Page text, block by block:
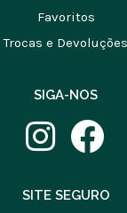
Favoritos
Trocas e Devoluções
SIGA-NOS
SITE SEGURO